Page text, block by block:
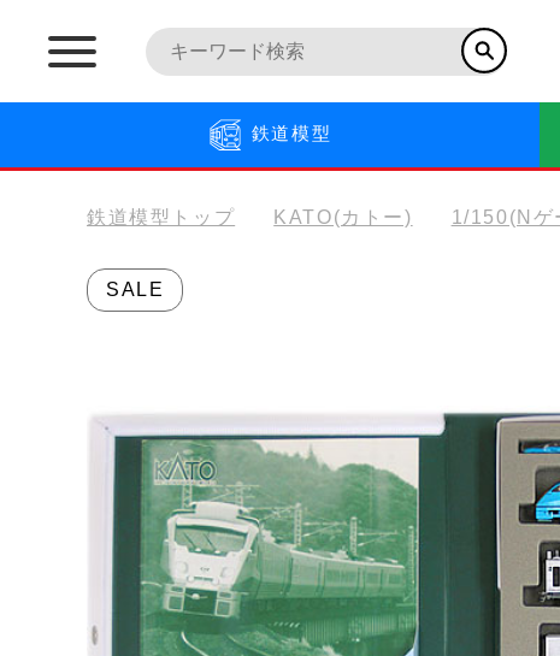
鉄道模型
鉄道模型トップ KATO(カトー) 1/150(Nゲ
SALE